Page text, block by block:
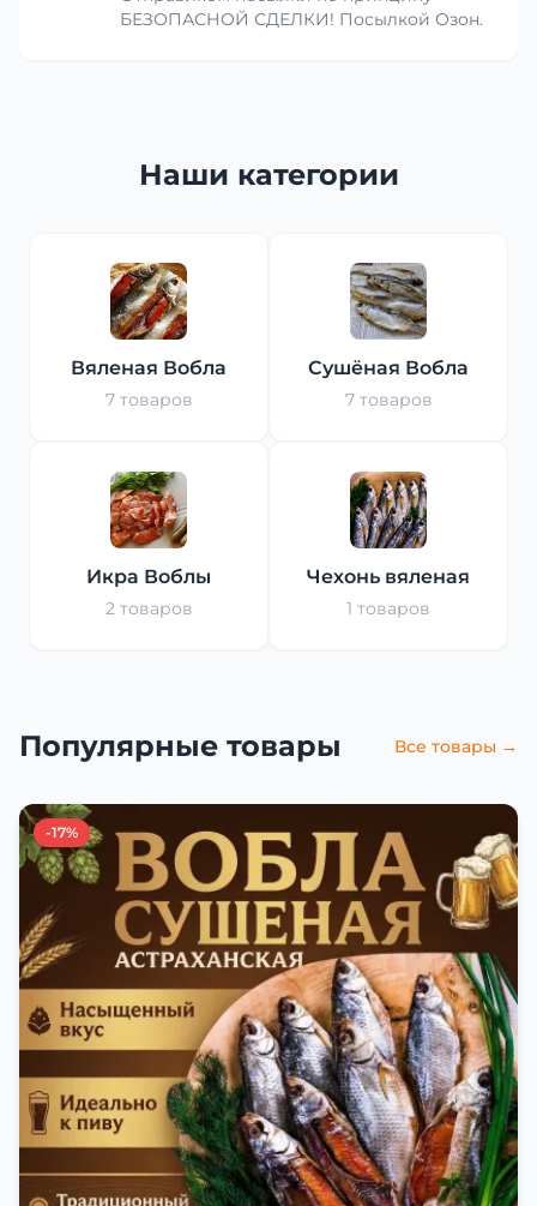
БЕЗОПАСНОЙ СДЕЛКИ! Посылкой Озон.
Наши категории
Вяленая Вобла
7 товаров
Сушёная Вобла
7 товаров
Икра Воблы
2 товаров
Чехонь вяленая
1 товаров
Популярные товары Все товары →
-17%